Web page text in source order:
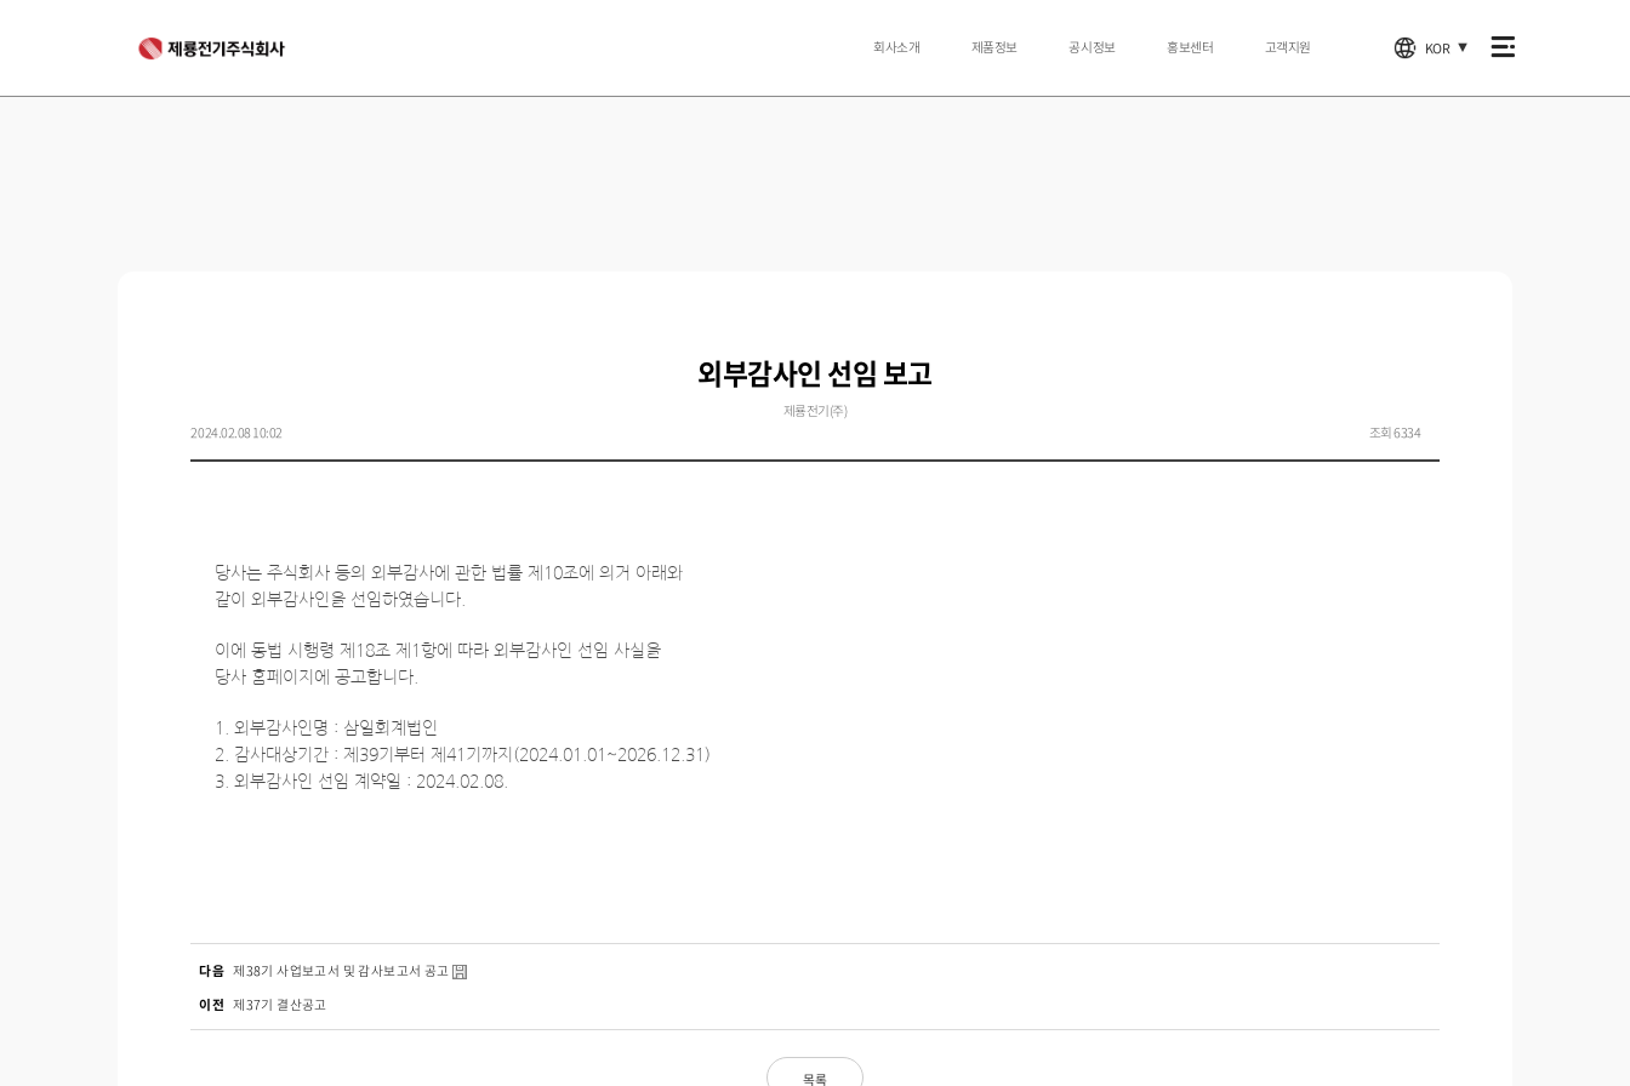
회사소개 제품정보 공시정보 홍보센터 고객지원 KOR ▼
외부감사인 선임 보고
제룡전기(주)
2024.02.08 10:02
조회 6334
당사는 주식회사 등의 외부감사에 관한 법률 제10조에 의거 아래와
같이 외부감사인을 선임하였습니다.
이에 동법 시행령 제18조 제1항에 따라 외부감사인 선임 사실을
당사 홈페이지에 공고합니다.
1. 외부감사인명 : 삼일회계법인
2. 감사대상기간 : 제39기부터 제41기까지(2024.01.01~2026.12.31)
3. 외부감사인 선임 계약일 : 2024.02.08.
목록
다음 제38기 사업보고서 및 감사보고서 공고
이전제37기 결산공고